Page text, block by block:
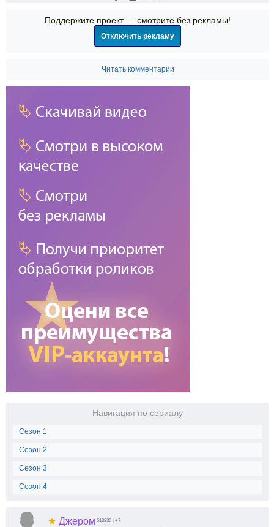
Поддержите проект — смотрите без рекламы!
Отключить рекламу
Читать комментарии
Навигация по сериалу
Сезон 1
Сезон 2
Сезон 3
Сезон 4
★ Джером 513236 | +7